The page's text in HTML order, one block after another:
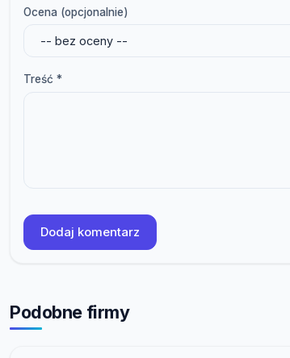
Ocena (opcjonalnie)
Treść *
Dodaj komentarz
Podobne firmy